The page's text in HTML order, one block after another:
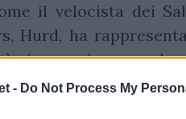
- Do Not Process My
il velocista dei
Hurd, ha
giocare sia come ala
Sevens scozzese.